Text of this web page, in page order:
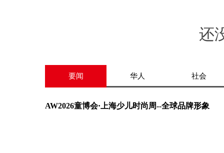
还
要闻 华人 社会
AW2026童博会·上海少儿时尚周--全球品牌形象